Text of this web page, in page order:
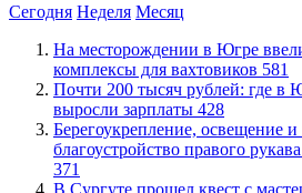
Сегодня Неделя Месяц
​На месторождении в Югре
комплексы для вахтовиков 581
​Почти 200 тысяч рублей: где в
выросли зарплаты 428
Берегоукрепление, освещение
благоустройство правого
371
В Сургуте прошел квест с